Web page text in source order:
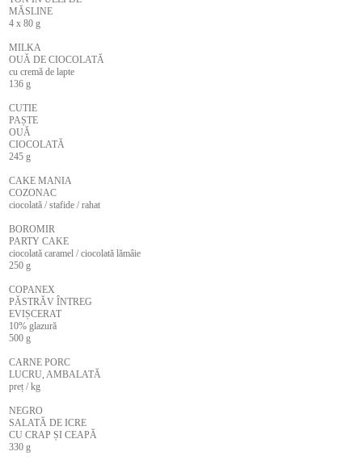
MĂSLINE
4 x 80 g
MILKA
OUĂ DE CIOCOLATĂ
cu cremă de lapte
136 g
CUTIE
PAȘTE
OUĂ
CIOCOLATĂ
245 g
CAKE MANIA
COZONAC
ciocolată / stafide / rahat
BOROMIR
PARTY CAKE
ciocolată caramel / ciocolată lămâie
250 g
COPANEX
PĂSTRĂV ÎNTREG
EVIȘCERAT
10% glazură
500 g
CARNE PORC
LUCRU, AMBALATĂ
preț / kg
NEGRO
SALATĂ DE ICRE
CU CRAP ȘI CEAPĂ
330 g